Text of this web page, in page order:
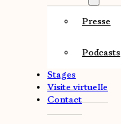
Presse
Podcasts
Stages
Visite virtuelle
Contact